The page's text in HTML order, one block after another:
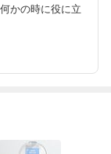
かの時に役に立